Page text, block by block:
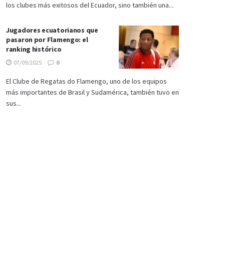
los clubes más exitosos del Ecuador, sino también una...
Jugadores ecuatorianos que
pasaron por Flamengo: el
ranking histórico
07/09/2025 0
El Clube de Regatas do Flamengo, uno de los equipos
más importantes de Brasil y Sudamérica, también tuvo en
sus...